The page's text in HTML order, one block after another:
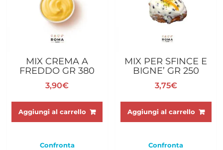
MIX CREMA A
FREDDO GR 380
3,90€
Aggiungi al carrello
Confronta
MIX PER SFINCE E
BIGNE’ GR 250
3,75€
Aggiungi al carrello
Confronta